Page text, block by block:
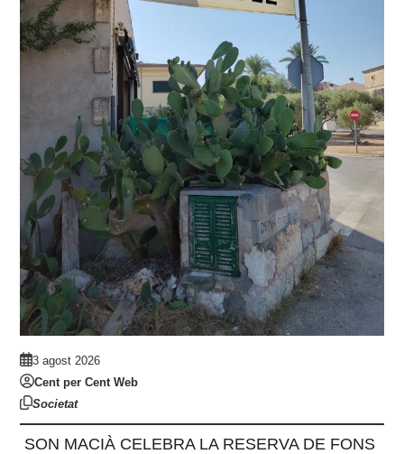
3 agost 2026
Cent per Cent Web
Societat
SON MACIÀ CELEBRA LA RESERVA DE FONS